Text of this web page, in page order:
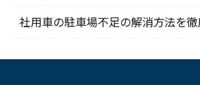
社用車の駐車場不足の解消方法を